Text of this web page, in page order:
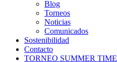
Blog
Torneos
Noticias
Comunicados
Sostenibilidad
Contacto
TORNEO SUMMER TIME